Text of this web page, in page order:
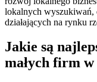
lokalnych wyszukiwań,
działających na rynku
Jakie są
małych firm w